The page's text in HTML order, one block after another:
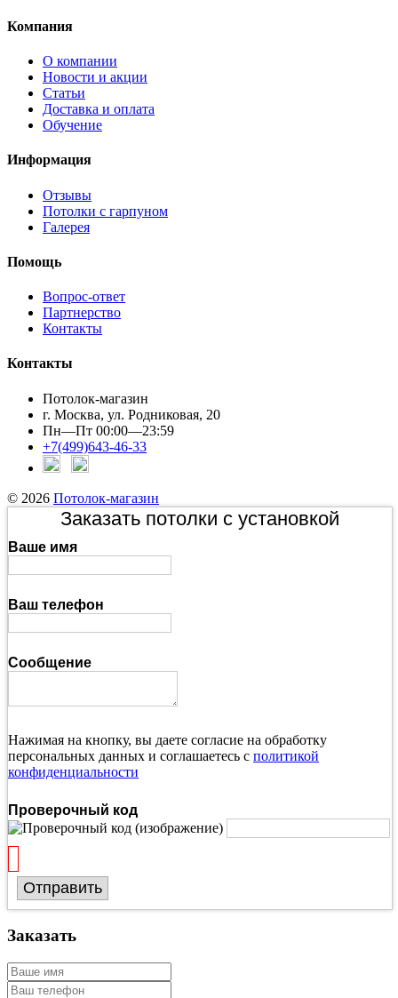
Компания
О компании
Новости и акции
Статьи
Доставка и оплата
Обучение
Информация
Отзывы
Потолки с гарпуном
Галерея
Помощь
Вопрос-ответ
Партнерство
Контакты
Контакты
Потолок-магазин
г. Москва, ул. Родниковая, 20
Пн—Пт 00:00—23:59
+7(499)643-46-33
© 2026 Потолок-магазин
Заказать потолки с установкой
Ваше имя
Ваш телефон
Сообщение
Нажимая на кнопку, вы даете согласие на обработку
персональных данных и соглашаетесь с политикой
конфиденциальности
Проверочный код
Отправить
Заказать